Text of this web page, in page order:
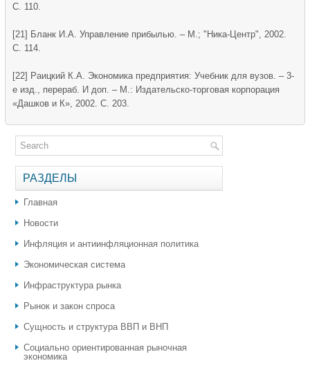
С. 110.
[21] Бланк И.А. Управление прибылью. – М.; "Ника-Центр", 2002.
С. 114.
[22] Раицкий К.А. Экономика предприятия: Учебник для вузов. – 3-
е изд., перераб. И доп. – М.: Издательско-торговая корпорация
«Дашков и К», 2002. С. 203.
РАЗДЕЛЫ
Главная
Новости
Инфляция и антиинфляционная политика
Экономическая система
Инфраструктура рынка
Рынок и закон спроса
Сущность и структура ВВП и ВНП
Социально ориентированная рыночная
экономика